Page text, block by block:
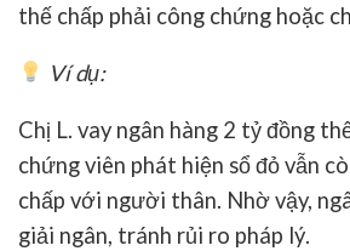
thế chấp phải công chứng hoặc
Ví dụ:
Chị L. vay ngân hàng 2 tỷ đồng
chứng viên phát hiện sổ đỏ vẫn
chấp với người thân. Nhờ vậy,
giải ngân, tránh rủi ro pháp lý.